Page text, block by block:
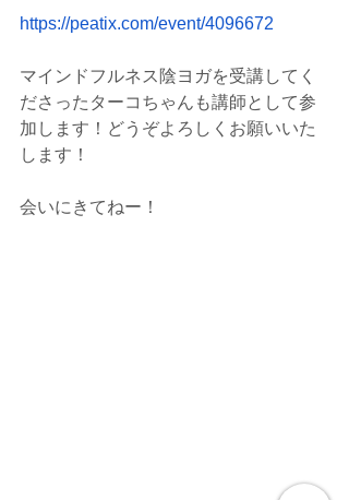
https://peatix.com/event/4096672
マインドフルネス陰ヨガを受講してく
ださったターコちゃんも講師として参
加します！どうぞよろしくお願いいた
します！
会いにきてねー！